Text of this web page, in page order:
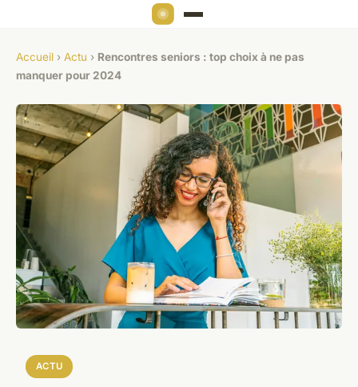
Accueil › Actu › Rencontres seniors : top choix à ne pas
manquer pour 2024
ACTU